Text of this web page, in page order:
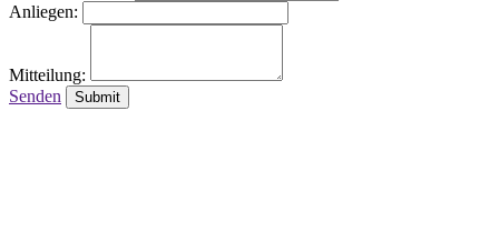
Anliegen:
Mitteilung:
Senden